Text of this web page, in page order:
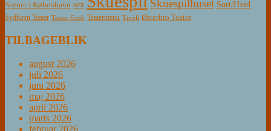
Scener i København sex Skuespilhuset Sort/Hvid
Sydhavn Teater Teater Grob Teatermenu Tivoli Østerbro Teater
TILBAGEBLIK
august 2026
juli 2026
juni 2026
maj 2026
april 2026
marts 2026
februar 2026